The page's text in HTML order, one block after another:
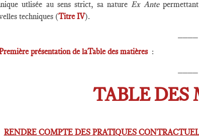
utlisée au sens strict, sa natureEx Ante
techniques (Titre IV).
présentation de laTable des matières :
TABLE DES
RENDRE COMPTE DES PRATIQUES